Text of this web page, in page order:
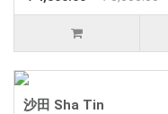
沙田 Sha Tin